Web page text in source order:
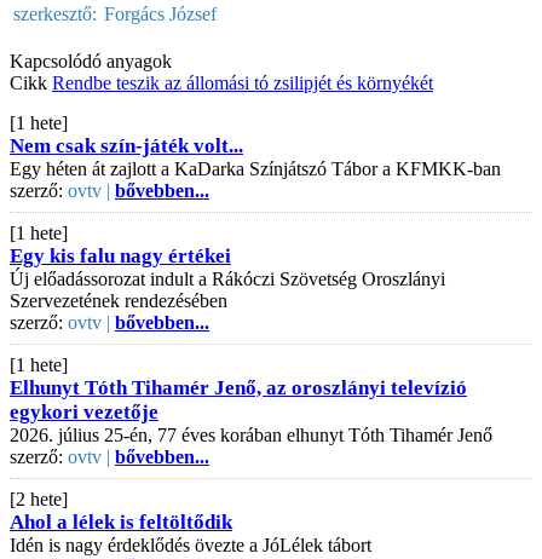
szerkesztő: Forgács József
Kapcsolódó anyagok
Cikk Rendbe teszik az állomási tó zsilipjét és környékét
[1 hete]
Nem csak szín-játék volt...
Egy héten át zajlott a KaDarka Színjátszó Tábor a KFMKK-ban
szerző: ovtv | bővebben...
[1 hete]
Egy kis falu nagy értékei
Új előadássorozat indult a Rákóczi Szövetség Oroszlányi
Szervezetének rendezésében
szerző: ovtv | bővebben...
[1 hete]
Elhunyt Tóth Tihamér Jenő, az oroszlányi televízió
egykori vezetője
2026. július 25-én, 77 éves korában elhunyt Tóth Tihamér Jenő
szerző: ovtv | bővebben...
[2 hete]
Ahol a lélek is feltöltődik
Idén is nagy érdeklődés övezte a JóLélek tábort